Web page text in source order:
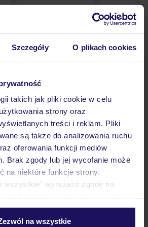
Szczegóły O plikach cookies
takich jak pliki cookie w celu
strony oraz
treści i reklam. Pliki
są także do analizowania ruchu
oferowania funkcji mediów
Brak zgody lub jej wycofanie może
na niektóre funkcje strony.
wszystkie” wyrażasz zgodę na
wybór wchodząc w zakładkę
na wszystkie